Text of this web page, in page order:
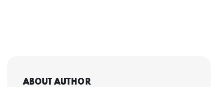
ABOUT AUTHOR